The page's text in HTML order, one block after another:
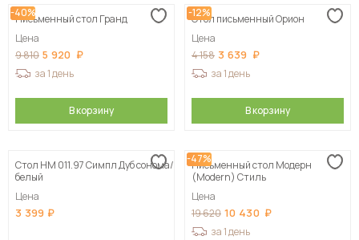
-40%
Письменный стол Гранд
Цена
9 810 5 920
за 1 день
В корзину
-12%
Стол письменный Орион
Цена
4 158 3 639
за 1 день
В корзину
Стол НМ 011.97 Симпл Дуб сонома/
белый
Цена
3 399
-47%
Письменный стол Модерн
(Modern) Стиль
Цена
19 620 10 430
за 1 день